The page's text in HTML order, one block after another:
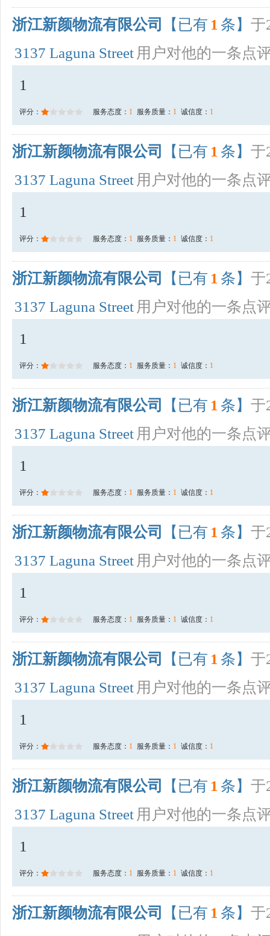
浙江新颜物流有限公司 【已有 1 条】 于
3137 Laguna Street 用户对他的一条点
1
评分： 服务态度： 1 服务质量： 1 诚信度： 1
浙江新颜物流有限公司 【已有 1 条】 于
3137 Laguna Street 用户对他的一条点
1
评分： 服务态度： 1 服务质量： 1 诚信度： 1
浙江新颜物流有限公司 【已有 1 条】 于
3137 Laguna Street 用户对他的一条点
1
评分： 服务态度： 1 服务质量： 1 诚信度： 1
浙江新颜物流有限公司 【已有 1 条】 于
3137 Laguna Street 用户对他的一条点
1
评分： 服务态度： 1 服务质量： 1 诚信度： 1
浙江新颜物流有限公司 【已有 1 条】 于
3137 Laguna Street 用户对他的一条点
1
评分： 服务态度： 1 服务质量： 1 诚信度： 1
浙江新颜物流有限公司 【已有 1 条】 于
3137 Laguna Street 用户对他的一条点
1
评分： 服务态度： 1 服务质量： 1 诚信度： 1
浙江新颜物流有限公司 【已有 1 条】 于
3137 Laguna Street 用户对他的一条点
1
评分： 服务态度： 1 服务质量： 1 诚信度： 1
浙江新颜物流有限公司 【已有 1 条】 于